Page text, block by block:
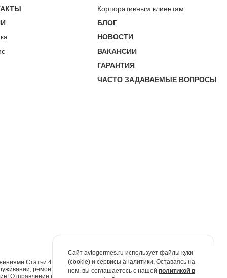
Корпоративным клиентам
БЛОГ
НОВОСТИ
ВАКАНСИИ
ГАРАНТИЯ
ЧАСТО ЗАДАВАЕМЫЕ ВОПРОСЫ
Статьи 437 Гражданского кодекса Российской Федерации. Для
ремонте и запасных частях обращайтесь в автосалоны
по электронной почте не признаётся юридически
Сайт avtogermes.ru использует файлы куки
(cookie) и сервисы аналитики. Оставаясь на
нем, вы соглашаетесь с нашей политикой в